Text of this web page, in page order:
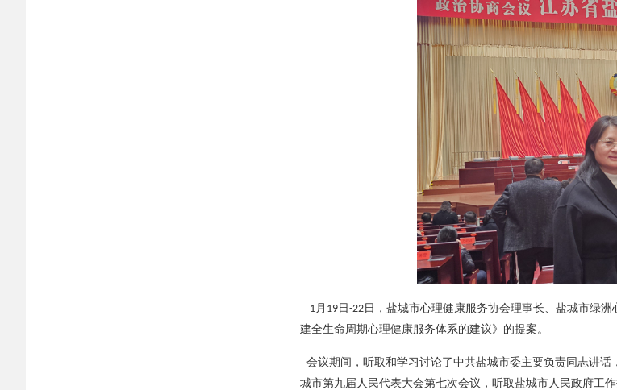
1月 19 日 -22 日，盐城市心理健康服务协会理事长、盐城市绿
建全生命周期心理健康服务体系的建议》的提案。
会议期间，听取和学习讨论了中共盐城市委主要负责同志讲话
城市第九届人民代表大会第七次会议，听取盐城市人民政府工